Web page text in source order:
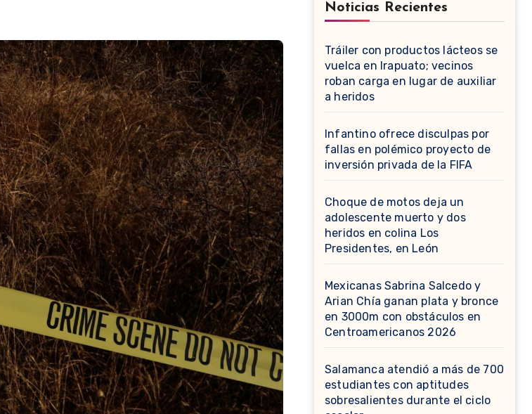
Noticias Recientes
Tráiler con productos lácteos se
vuelca en Irapuato; vecinos
roban carga en lugar de auxiliar
a heridos
Infantino ofrece disculpas por
fallas en polémico proyecto de
inversión privada de la FIFA
Choque de motos deja un
adolescente muerto y dos
heridos en colina Los
Presidentes, en León
Mexicanas Sabrina Salcedo y
Arian Chía ganan plata y bronce
en 3000m con obstáculos en
Centroamericanos 2026
Salamanca atendió a más de 700
estudiantes con aptitudes
sobresalientes durante el ciclo